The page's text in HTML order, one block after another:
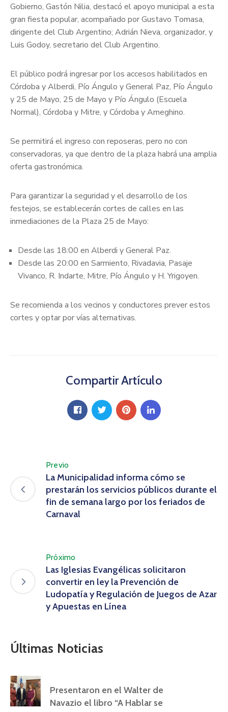
Gobierno, Gastón Nilia, destacó el apoyo municipal a esta
gran fiesta popular, acompañado por Gustavo Tomasa,
dirigente del Club Argentino; Adrián Nieva, organizador, y
Luis Godoy, secretario del Club Argentino.
El público podrá ingresar por los accesos habilitados en
Córdoba y Alberdi, Pío Ángulo y General Paz, Pío Ángulo
y 25 de Mayo, 25 de Mayo y Pío Ángulo (Escuela
Normal), Córdoba y Mitre, y Córdoba y Ameghino.
Se permitirá el ingreso con reposeras, pero no con
conservadoras, ya que dentro de la plaza habrá una amplia
oferta gastronómica.
Para garantizar la seguridad y el desarrollo de los
festejos, se establecerán cortes de calles en las
inmediaciones de la Plaza 25 de Mayo:
Desde las 18:00 en Alberdi y General Paz.
Desde las 20:00 en Sarmiento, Rivadavia, Pasaje
Vivanco, R. Indarte, Mitre, Pío Ángulo y H. Yrigoyen.
Se recomienda a los vecinos y conductores prever estos
cortes y optar por vías alternativas.
Compartir Artículo
Previo
La Municipalidad informa cómo se
prestarán los servicios públicos durante el
fin de semana largo por los feriados de
Carnaval
Próximo
Las Iglesias Evangélicas solicitaron
convertir en ley la Prevención de
Ludopatía y Regulación de Juegos de Azar
y Apuestas en Línea
Últimas Noticias
Presentaron en el Walter de
Navazio el libro “A Hablar se